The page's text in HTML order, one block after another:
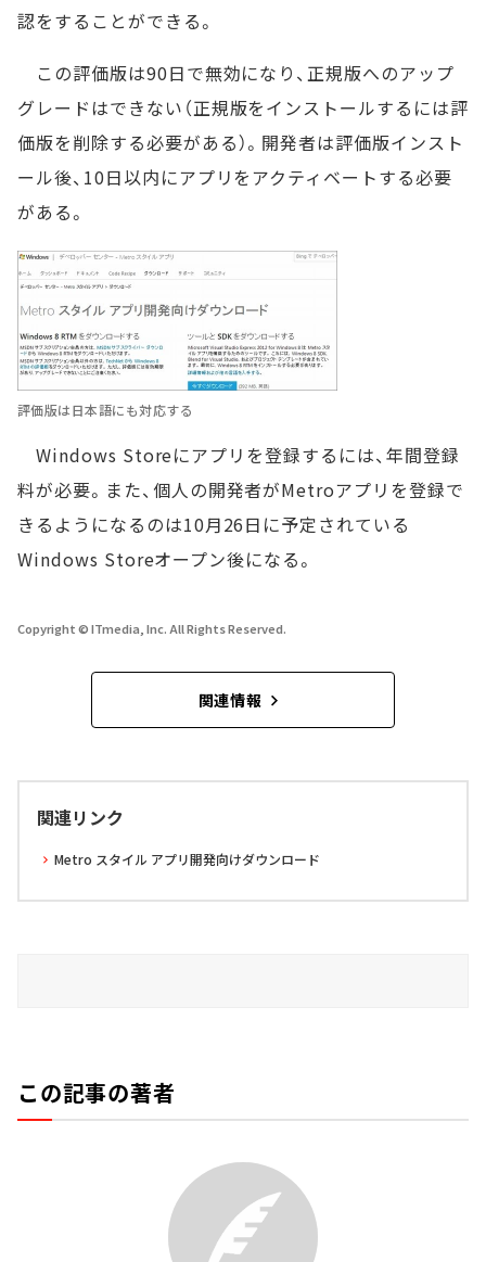
認をすることができる。
この評価版は90日で無効になり、正規版へのアップ
グレードはできない（正規版をインストールするには評
価版を削除する必要がある）。開発者は評価版インスト
ール後、10日以内にアプリをアクティベートする必要
がある。
評価版は日本語にも対応する
Windows Storeにアプリを登録するには、年間登録
料が必要。また、個人の開発者がMetroアプリを登録で
きるようになるのは10月26日に予定されている
Windows Storeオープン後になる。
Copyright © ITmedia, Inc. All Rights Reserved.
関連情報
関連リンク
Metro スタイル アプリ開発向けダウンロード
この記事の著者